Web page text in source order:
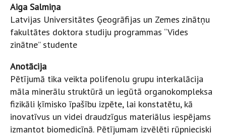
Aiga Salmiņa
Latvijas Universitātes Ģeogrāfijas un Zemes zinātņu
fakultātes doktora studiju programmas “Vides
zinātne” studente
Anotācija
Pētījumā tika veikta polifenolu grupu interkalācija
māla minerālu struktūrā un iegūtā organokompleksa
fizikāli ķīmisko īpašību izpēte, lai konstatētu, kā
inovatīvus un videi draudzīgus materiālus iespējams
izmantot biomedicīnā. Pētījumam izvēlēti rūpnieciski